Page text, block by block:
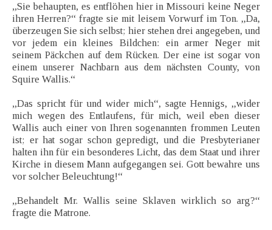
„Sie behaupten, es entflöhen hier in Missouri keine Neger
ihren Herren?“ fragte sie mit leisem Vorwurf im Ton. „Da,
überzeugen Sie sich selbst; hier stehen drei angegeben, und
vor jedem ein kleines Bildchen: ein armer Neger mit
seinem Päckchen auf dem Rücken. Der eine ist sogar von
einem unserer Nachbarn aus dem nächsten County, von
Squire Wallis.“
„Das spricht für und wider mich“, sagte Hennigs, „wider
mich wegen des Entlaufens, für mich, weil eben dieser
Wallis auch einer von Ihren sogenannten frommen Leuten
ist; er hat sogar schon gepredigt, und die Presbyterianer
halten ihn für ein besonderes Licht, das dem Staat und ihrer
Kirche in diesem Mann aufgegangen sei. Gott bewahre uns
vor solcher Beleuchtung!“
„Behandelt Mr. Wallis seine Sklaven wirklich so arg?“
fragte die Matrone.